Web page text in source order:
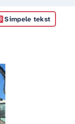
Simpele tekst